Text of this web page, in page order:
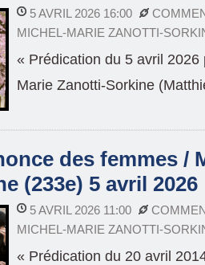
5 AVRIL 2026 16:00
MICHEL-MARIE ZANOTTI-
« Prédication du 5 avril
Marie Zanotti-Sorkine
des femmes /
(233e) 5 avril 2026
5 AVRIL 2026 11:00
MICHEL-MARIE ZANOTTI-
« Prédication du 20 avril